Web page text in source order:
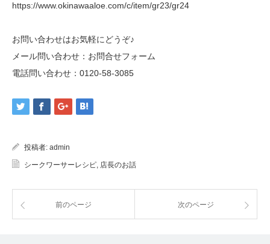
https://www.okinawaaloe.com/c/item/gr23/gr24
お問い合わせはお気軽にどうぞ♪
メール問い合わせ： お問合せフォーム
電話問い合わせ： 0120-58-3085
投稿者: admin
シークワーサーレシピ, 店長のお話
前のページ 次のページ